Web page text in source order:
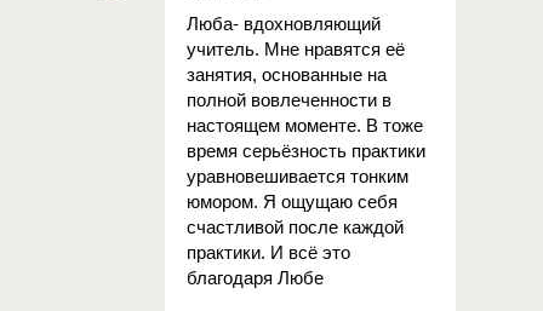
Люба- вдохновляющий
учитель. Мне нравятся её
занятия, основанные на
полной вовлеченности в
настоящем моменте. В тоже
время серьёзность практики
уравновешивается тонким
юмором. Я ощущаю себя
счастливой после каждой
практики. И всё это
благодаря Любе